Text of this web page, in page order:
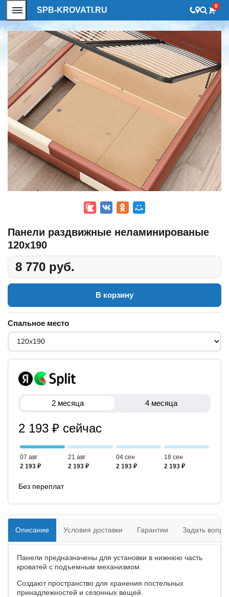
SPB-KROVATI.RU 0
Панели раздвижные неламинированые
120x190
8 770 руб.
В корзину
Спальное место
2 месяца 4 месяца
2 193 ₽ сейчас
07 авг
2 193 ₽
21 авг
2 193 ₽
04 сен
2 193 ₽
18 сен
2 193 ₽
Без переплат
Описание Условия доставки Гарантии Задать
Панели предназначены для установки в нижнюю часть
кроватей c подъемным механизмом.
Создают пространство для хранения постельных
принадлежностей и сезонных вещей.